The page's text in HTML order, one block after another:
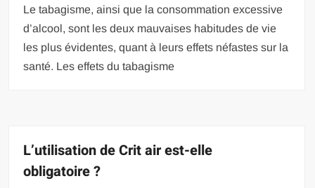
Le tabagisme, ainsi que la consommation excessive
d’alcool, sont les deux mauvaises habitudes de vie
les plus évidentes, quant à leurs effets néfastes sur la
santé. Les effets du tabagisme
L’utilisation de Crit air est-elle
obligatoire ?